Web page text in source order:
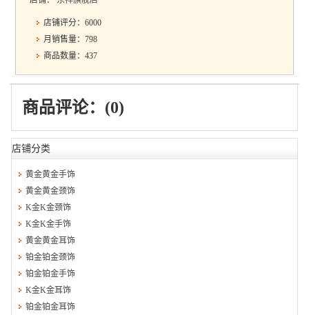
店铺评分：6000
月销售量：798
商品数量：437
商品评论：(0)
店铺分类
黄金黄金手饰
黄金黄金颈饰
K金K金颈饰
K金K金手饰
黄金黄金耳饰
铂金铂金颈饰
铂金铂金手饰
K金K金耳饰
铂金铂金耳饰